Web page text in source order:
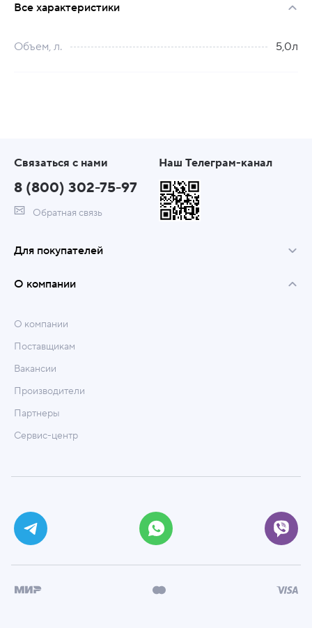
Все характеристики
Объем, л. 5,0л
Связаться с нами
8 (800) 302-75-97
Обратная связь
Наш Телеграм-канал
Для покупателей
О компании
О компании
Поставщикам
Вакансии
Производители
Партнеры
Сервис-центр